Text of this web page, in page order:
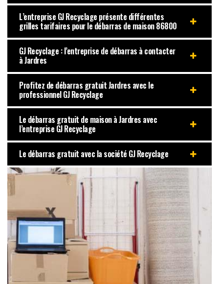
L’entreprise GJ Recyclage présente différentes
grilles tarifaires pour le débarras de maison 86800
GJ Recyclage : l’entreprise de débarras à contacter
à Jardres
Profitez de débarras gratuit Jardres avec le
professionnel GJ Recyclage
Le débarras gratuit de maison à Jardres avec
l’entreprise GJ Recyclage
Le débarras gratuit avec la société GJ Recyclage